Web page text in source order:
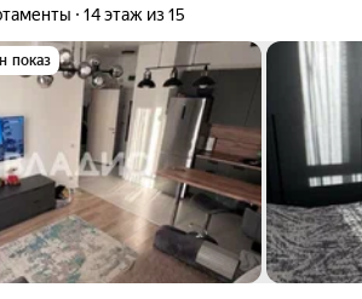
14 этаж из 15
показ